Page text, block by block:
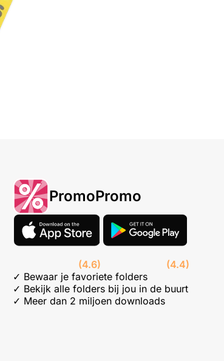
PromoPromo
(4.6)
(4.4)
✓ Bewaar je favoriete folders
✓ Bekijk alle folders bij jou in de buurt
✓ Meer dan 2 miljoen downloads